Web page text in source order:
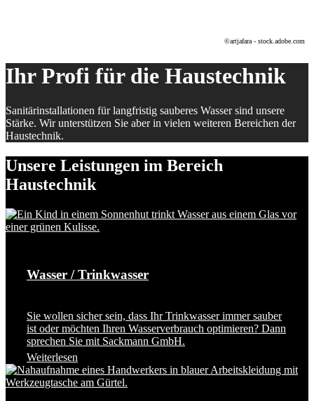
©artjafara - stock.adobe.com
Ihr Profi für die Haustechnik
Sanitärinstallationen für langfristig sauberes Wasser sind unsere
Stärke. Wir unterstützen Sie aber in vielen weiteren Bereichen der
Haustechnik.
Unsere Leistungen im Bereich
Haustechnik
Wasser / Trinkwasser
Sie wollen sicher sein, dass Ihr Trinkwasser immer sauber
ist oder möchten Ihren Wasserverbrauch optimieren? Dann
sprechen Sie mit Sackmann GmbH.
Weiterlesen